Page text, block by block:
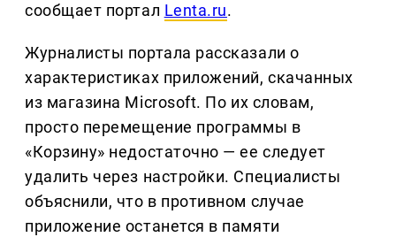
сообщает портал Lenta.ru.
Журналисты портала рассказали о
характеристиках приложений, скачанных
из магазина Microsoft. По их словам,
просто перемещение программы в
«Корзину» недостаточно — ее следует
удалить через настройки. Специалисты
объяснили, что в противном случае
приложение останется в памяти